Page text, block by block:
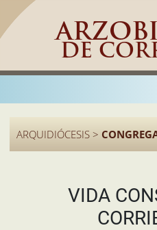
DE
ARQUIDIÓCESIS >
VIDA